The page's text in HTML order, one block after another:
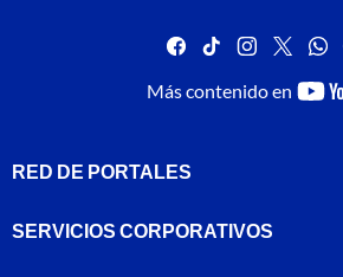
facebook
tiktok
Más contenido en
RED DE PORTALES
SERVICIOS CORPORATIVOS